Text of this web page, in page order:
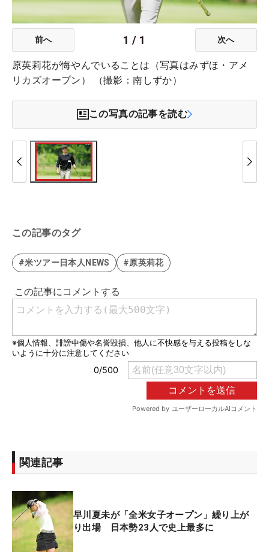
前へ 1 / 1 次へ
原英莉花が悔やんでいることは（写真はみずほ・アメ
リカズオープン） （撮影：南しずか）
この写真の記事を読む
この記事のタグ
#米ツアー日本人NEWS #原英莉花
関連記事
早川夏未が「全米女子オープン」繰り上が
り出場 日本勢23人で史上最多に